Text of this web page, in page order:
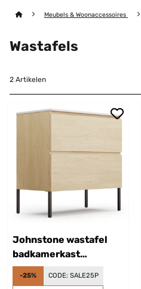
Meubels & Woonaccessoires
Wastafels
2 Artikelen
Johnstone wastafel
badkamerkast
badkamerkastje 80 cm
met keramische
-25% CODE: SALE25P